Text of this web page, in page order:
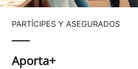
PARTÍCIPES Y ASEGURADOS
Aporta+